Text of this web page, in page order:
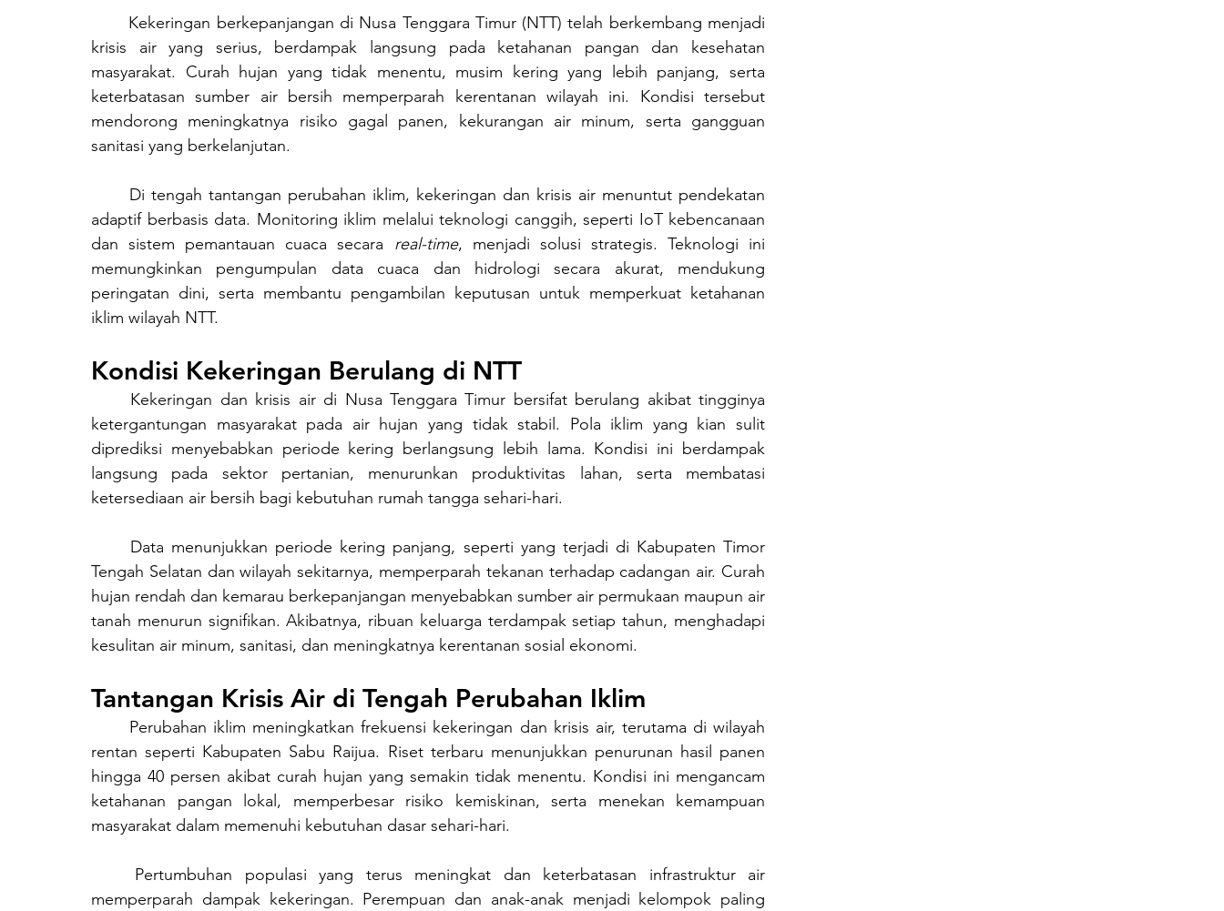
krisis air yang serius, berdampak langsung pada ketahanan pangan dan kesehatan
masyarakat. Curah hujan yang tidak menentu, musim kering yang lebih panjang, serta
keterbatasan sumber air bersih memperparah kerentanan wilayah ini. Kondisi tersebut
mendorong meningkatnya risiko gagal panen, kekurangan air minum, serta gangguan
sanitasi yang berkelanjutan.
adaptif berbasis data. Monitoring iklim melalui teknologi canggih, seperti IoT kebencanaan
dan sistem pemantauan cuaca secara real-time, menjadi solusi strategis. Teknologi ini
memungkinkan pengumpulan data cuaca dan hidrologi secara akurat, mendukung
peringatan dini, serta membantu pengambilan keputusan untuk memperkuat ketahanan
iklim wilayah NTT.
Kondisi Kekeringan Berulang di NTT
ketergantungan masyarakat pada air hujan yang tidak stabil. Pola iklim yang kian sulit
diprediksi menyebabkan periode kering berlangsung lebih lama. Kondisi ini berdampak
langsung pada sektor pertanian, menurunkan produktivitas lahan, serta membatasi
ketersediaan air bersih bagi kebutuhan rumah tangga sehari-hari.
Tengah Selatan dan wilayah sekitarnya, memperparah tekanan terhadap cadangan air. Curah
hujan rendah dan kemarau berkepanjangan menyebabkan sumber air permukaan maupun air
tanah menurun signifikan. Akibatnya, ribuan keluarga terdampak setiap tahun, menghadapi
kesulitan air minum, sanitasi, dan meningkatnya kerentanan sosial ekonomi.
Tantangan Krisis Air di Tengah Perubahan Iklim
rentan seperti Kabupaten Sabu Raijua. Riset terbaru menunjukkan penurunan hasil panen
hingga 40 persen akibat curah hujan yang semakin tidak menentu. Kondisi ini mengancam
ketahanan pangan lokal, memperbesar risiko kemiskinan, serta menekan kemampuan
masyarakat dalam memenuhi kebutuhan dasar sehari-hari.
memperparah dampak kekeringan. Perempuan dan anak-anak menjadi kelompok paling